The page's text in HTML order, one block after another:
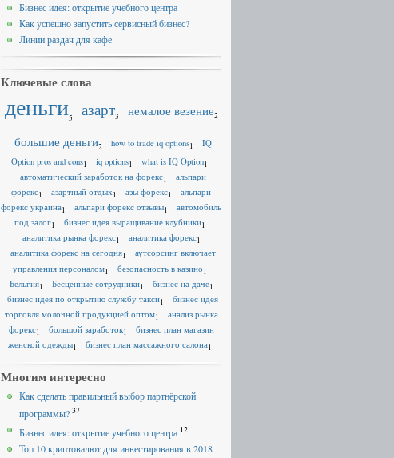
Бизнес идея: открытие учебного центра
Как успешно запустить сервисный бизнес?
Линии раздач для кафе
Ключевые слова
деньги5 азарт3 немалое везение2
большие деньги2 how to trade iq options1
IQ
Option pros and cons1 iq options1 what is IQ Option1
автоматический заработок на форекс1
альпари
форекс1 азартный отдых1 азы форекс1
альпари
форекс украина1 альпари форекс отзывы1
автомобиль
под залог1 бизнес идея выращивание клубники1
аналитика рынка форекс1 аналитика форекс1
аналитика форекс на сегодня1
аутсорсинг включает
управления персоналом1 безопасность в казино1
Бельгия1 Бесценные сотрудники1 бизнес на даче1
бизнес идея по открытию службу такси1
бизнес идея
торговля молочной продукцией оптом1
анализ рынка
форекс1 большой заработок1
бизнес план магазин
женской одежды1 бизнес план массажного салона1
Многим интересно
Как сделать правильный выбор партнёрской
программы? 37
Бизнес идея: открытие учебного центра 12
Топ 10 криптовалют для инвестирования в 2018